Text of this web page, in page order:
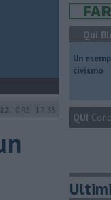
ORE 17:35
Qui
​Un
civismo
QUI